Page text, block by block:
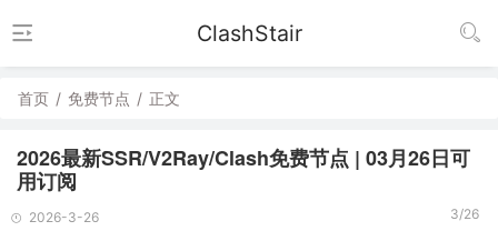
ClashStair
首页 / 免费节点 / 正文
2026最新SSR/V2Ray/Clash免费节点 | 03月26日可
用订阅
2026-3-26 3/26